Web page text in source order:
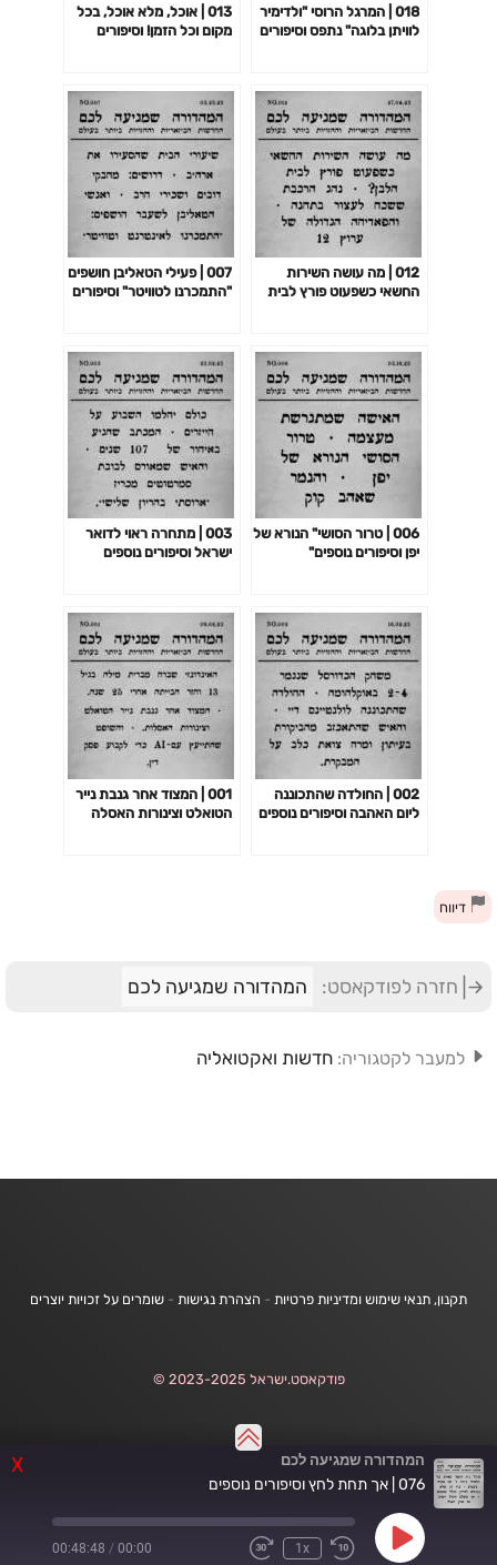
X המהדורה שמגיעה לכם
076 | אך תחת לחץ וסיפורים נוספים
Play
Rewind
1x
Fast
00:00
/
00:48:48
018 | המרגל הרוסי "ולדימיר
לוויתן בלוגה" נתפס וסיפורים
013 | אוכל, מלא אוכל, בכל
מקום וכל הזמן! וסיפורים
012 | מה עושה השירות
החשאי כשפעוט פורץ לבית
007 | פעילי הטאליבן חושפים
"התמכרנו לטוויטר" וסיפורים
006 | טרור הסושי" הנורא של
יפן וסיפורים נוספים"
003 | מתחרה ראוי לדואר
ישראל וסיפורים נוספים
002 | החולדה שהתכוננה
ליום האהבה וסיפורים נוספים
001 | המצוד אחר גנבת נייר
הטואלט וצינורות האסלה
דיווח
חזרה לפודקאסט: המהדורה שמגיעה לכם
למעבר לקטגוריה: חדשות ואקטואליה
תקנון, תנאי שימוש ומדיניות פרטיות - הצהרת נגישות - שומרים על זכויות יוצרים
פודקאסט.ישראל 2023-2025 ©